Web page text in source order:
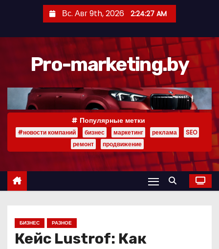
р
Вс. Авг 9th, 2026 2:24:28 AM
Pro-marketing.by
Популярные метки
#новости компаний бизнес маркетинг реклама
SEO
ремонт
продвижение
БИЗНЕС РАЗНОЕ
Кейс Lustrof: Как